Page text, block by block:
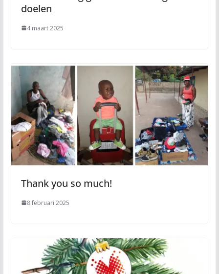
doelen
4 maart 2025
Thank you so much!
8 februari 2025